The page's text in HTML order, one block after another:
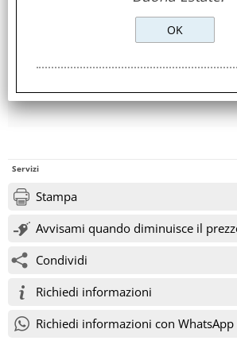
Servizi
Stampa
Avvisami quando diminuisce il
Condividi
Richiedi informazioni
Richiedi informazioni con WhatsApp